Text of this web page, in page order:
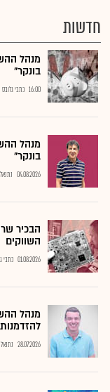
חדשות
מנהל
בונקר"
16:00 כתבי גלובס
מנהל
בונקר"
04.08.2026
הבכיר
השווקים
01.08.2026 כתבי
מנהל
להזדמנות
28.07.2026